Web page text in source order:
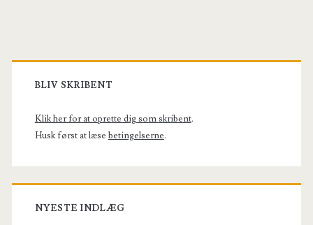
Primary
Sidebar
BLIV SKRIBENT
Klik her for at oprette dig som skribent.
Husk først at læse betingelserne.
NYESTE INDLÆG